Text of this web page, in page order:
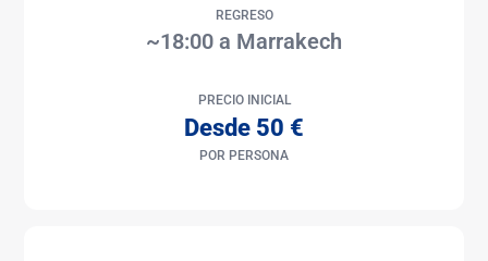
REGRESO
~18:00 a Marrakech
PRECIO INICIAL
Desde 50 €
POR PERSONA